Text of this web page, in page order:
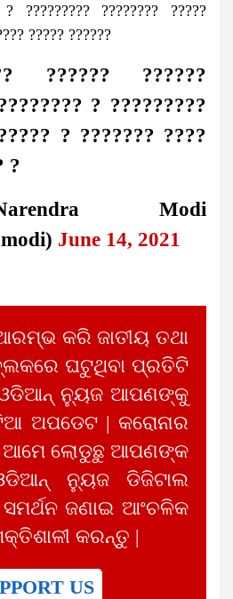
? ????????? ???????? ?????
????? ??????
?????? ??????
? ?????????
? ??????? ????
?
Modi
June 14, 2021
କରି ଜାତୀୟ ତଥା
ଘଟୁଥିବା ପ୍ରତିଟି
ନ୍ୟୁଜ ଆପଣଙ୍କୁ
ଅପଡେଟ | କରୋନାର
ଆମେ ଲୋଡୁଛୁ ଆପଣଙ୍କ
ନ୍ୟୁଜ ଡିଜିଟାଲ
ଜଣାଇ ଆଂଚଳିକ
କରନ୍ତୁ |
US